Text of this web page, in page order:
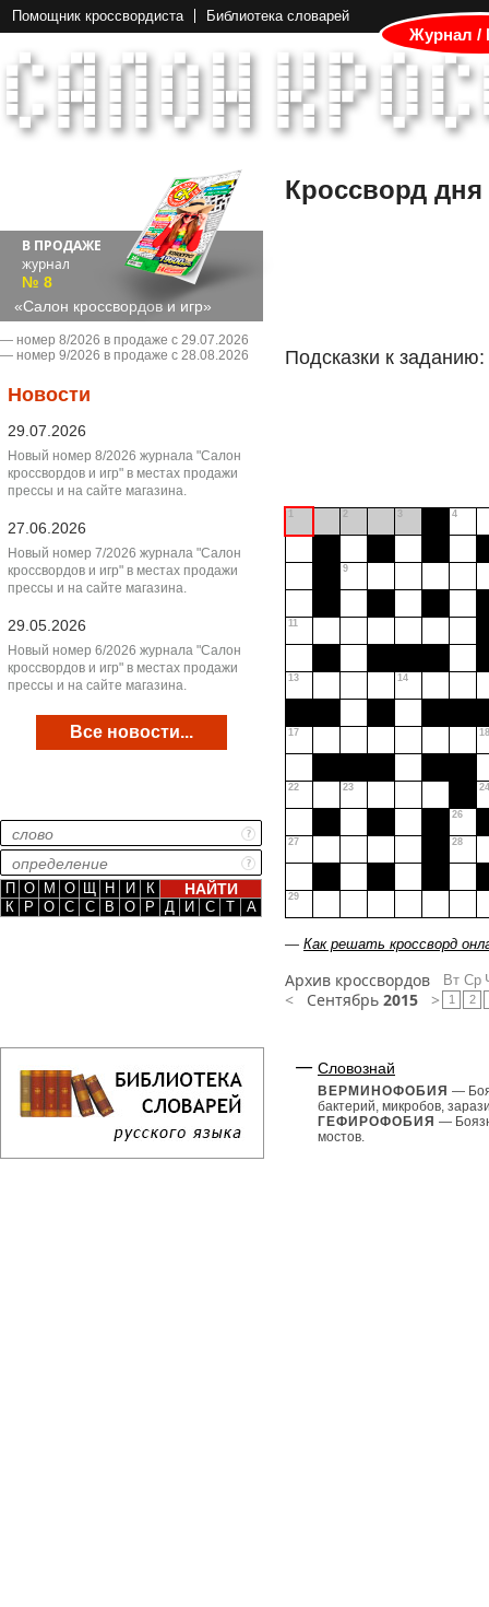
Помощник кроссвордиста Библиотека словарей
Журнал /
В ПРОДАЖЕ
журнал
№ 8
«Салон кроссвордов и игр»
― номер 8/2026 в продаже с 29.07.2026
― номер 9/2026 в продаже с 28.08.2026
Новости
29.07.2026
Новый номер 8/2026 журнала "Салон
кроссвордов и игр" в местах продажи
прессы и на сайте магазина.
27.06.2026
Новый номер 7/2026 журнала "Салон
кроссвордов и игр" в местах продажи
прессы и на сайте магазина.
29.05.2026
Новый номер 6/2026 журнала "Салон
кроссвордов и игр" в местах продажи
прессы и на сайте магазина.
Все новости...
П О М О Щ Н И
К
К
Р О С С В О Р Д И С Т А
Кроссворд дня
Подсказки к заданию:
1 2 3 4
9
11
13 14
17 18
22 23 24
26
27 28
29
— Как решать кроссворд
Архив кроссвордов
< Сентябрь 2015 >
Вт
1
Ср
2
Словознай
ВЕРМИНОФОБИЯ —
бактерий, микробов,
ГЕФИРОФОБИЯ —
мостов.